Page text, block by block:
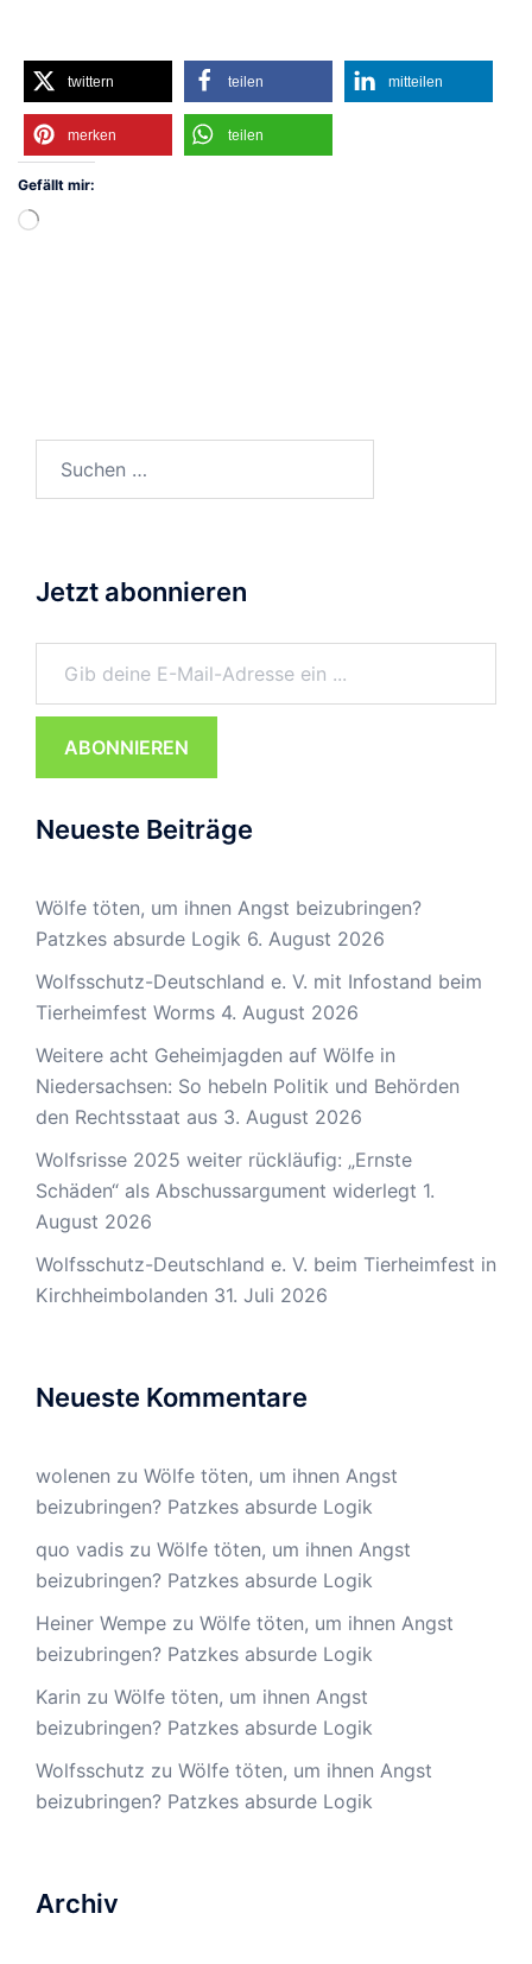
twittern teilen mitteilen
merken teilen
Gefällt mir:
Wird
Jetzt abonnieren
Gib deine E-Mail-Adresse ein ...
ABONNIEREN
Neueste Beiträge
Wölfe töten, um ihnen Angst beizubringen?
Patzkes absurde Logik 6. August 2026
Wolfsschutz-Deutschland e. V. mit Infostand beim
Tierheimfest Worms 4. August 2026
Weitere acht Geheimjagden auf Wölfe in
Niedersachsen: So hebeln Politik und Behörden
den Rechtsstaat aus 3. August 2026
Wolfsrisse 2025 weiter rückläufig: „Ernste
Schäden“ als Abschussargument widerlegt 1.
August 2026
Wolfsschutz-Deutschland e. V. beim Tierheimfest in
Kirchheimbolanden 31. Juli 2026
Neueste Kommentare
wolenen zu Wölfe töten, um ihnen Angst
beizubringen? Patzkes absurde Logik
quo vadis zu Wölfe töten, um ihnen Angst
beizubringen? Patzkes absurde Logik
Heiner Wempe zu Wölfe töten, um ihnen Angst
beizubringen? Patzkes absurde Logik
Karin zu Wölfe töten, um ihnen Angst
beizubringen? Patzkes absurde Logik
Wolfsschutz zu Wölfe töten, um ihnen Angst
beizubringen? Patzkes absurde Logik
Archiv